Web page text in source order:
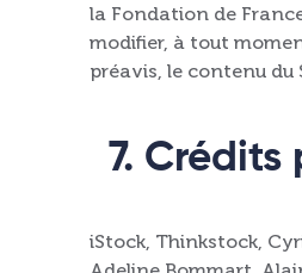
la Fondation de
modifier, à tout
préavis, le contenu du
7. Crédits
iStock, Thinkstock,